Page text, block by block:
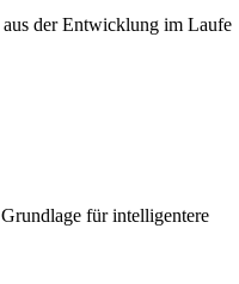
der Entwicklung im Laufe
für intelligentere